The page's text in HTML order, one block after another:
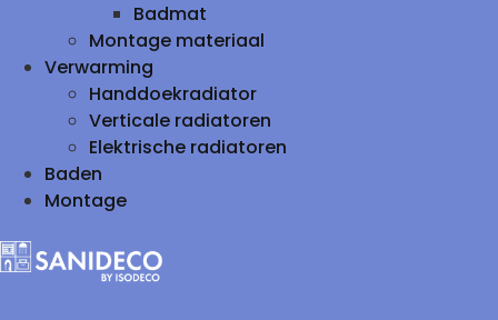
Badmat
Montage materiaal
Verwarming
Handdoekradiator
Verticale radiatoren
Elektrische radiatoren
Baden
Montage